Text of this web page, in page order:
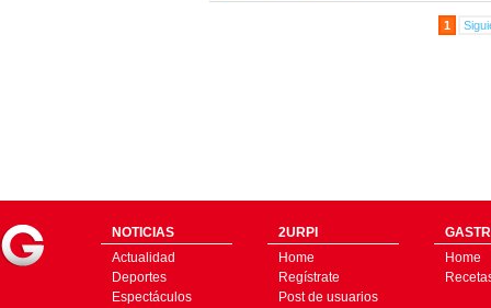
1
NOTICIAS
Actualidad
Deportes
Espectáculos
2URPI
Home
Regístrate
Post de usuarios
Home